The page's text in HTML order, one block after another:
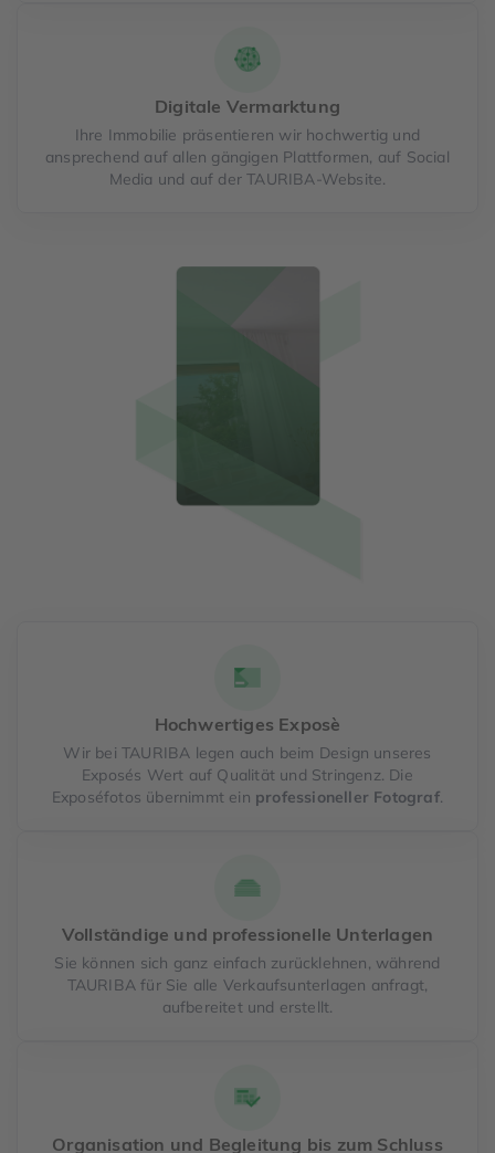
Digitale Vermarktung
Ihre Immobilie präsentieren wir hochwertig und
ansprechend auf allen gängigen Plattformen, auf Social
Media und auf der TAURIBA-Website.
Hochwertiges Exposè
Wir bei TAURIBA legen auch beim Design unseres
Exposés Wert auf Qualität und Stringenz. Die
Exposéfotos übernimmt ein professioneller Fotograf.
Vollständige und professionelle Unterlagen
Sie können sich ganz einfach zurücklehnen, während
TAURIBA für Sie alle Verkaufsunterlagen anfragt,
aufbereitet und erstellt.
Organisation und Begleitung bis zum Schluss